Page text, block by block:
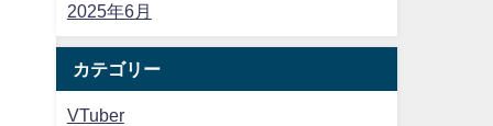
2025年6月
カテゴリー
VTuber